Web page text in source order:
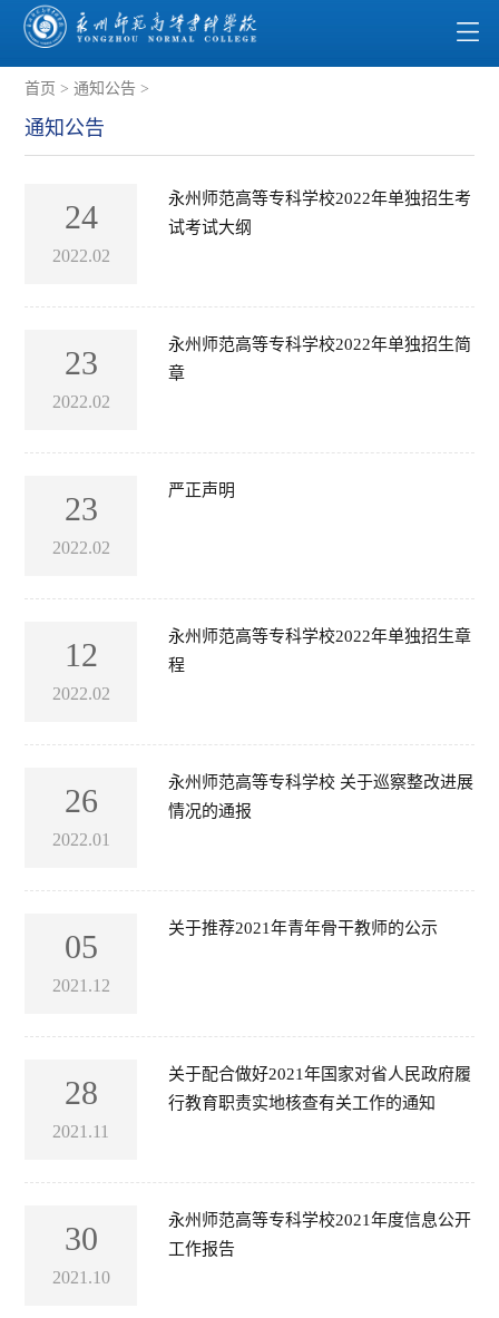
首页 >通知公告 >
通知公告
24
2022.02
永州师范高等专科学校2022年单独招生考
试考试大纲
23
2022.02
永州师范高等专科学校2022年单独招生简
章
23
2022.02
严正声明
12
2022.02
永州师范高等专科学校2022年单独招生章
程
26
2022.01
永州师范高等专科学校 关于巡察整改进展
情况的通报
05
2021.12
关于推荐2021年青年骨干教师的公示
28
2021.11
关于配合做好2021年国家对省人民政府履
行教育职责实地核查有关工作的通知
30
2021.10
永州师范高等专科学校2021年度信息公开
工作报告